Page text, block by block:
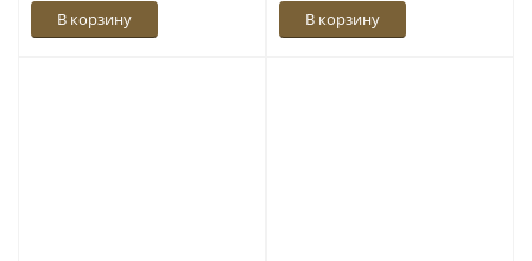
В корзину В корзину